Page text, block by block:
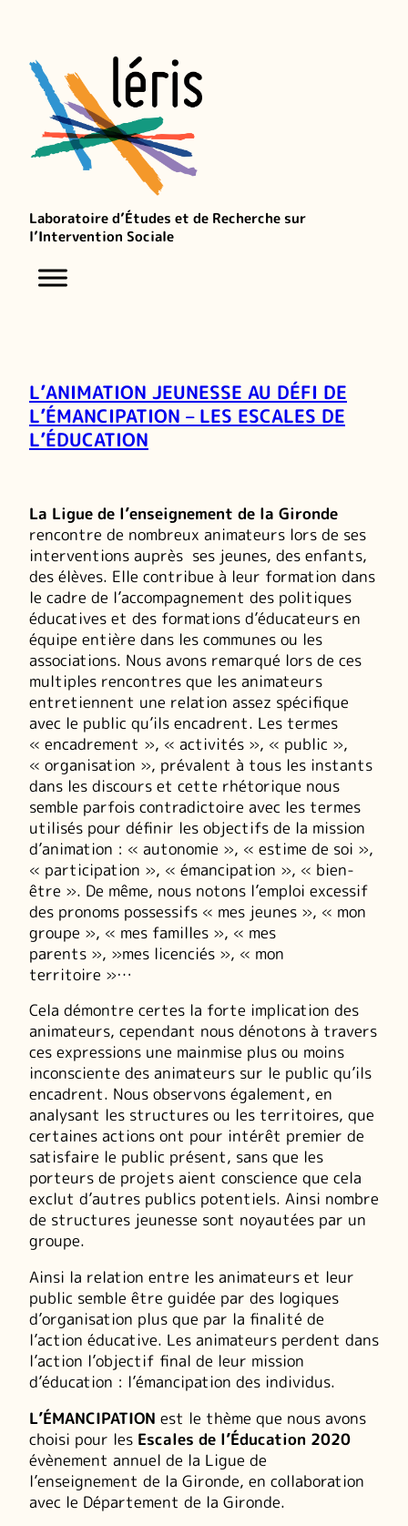
Laboratoire d’Études et de Recherche sur
l’Intervention Sociale
L’ANIMATION JEUNESSE AU DÉFI DE
L’ÉMANCIPATION – LES ESCALES DE
L’ÉDUCATION
La Ligue de l’enseignement de la Gironde
rencontre de nombreux animateurs lors de ses
interventions auprès ses jeunes, des enfants,
des élèves. Elle contribue à leur formation dans
le cadre de l’accompagnement des politiques
éducatives et des formations d’éducateurs en
équipe entière dans les communes ou les
associations. Nous avons remarqué lors de ces
multiples rencontres que les animateurs
entretiennent une relation assez spécifique
avec le public qu’ils encadrent. Les termes
« encadrement », « activités », « public »,
« organisation », prévalent à tous les instants
dans les discours et cette rhétorique nous
semble parfois contradictoire avec les termes
utilisés pour définir les objectifs de la mission
d’animation : « autonomie », « estime de soi »,
« participation », « émancipation », « bien-
être ». De même, nous notons l’emploi excessif
des pronoms possessifs « mes jeunes », « mon
groupe », « mes familles », « mes
parents », »mes licenciés », « mon
territoire »…
Cela démontre certes la forte implication des
animateurs, cependant nous dénotons à travers
ces expressions une mainmise plus ou moins
inconsciente des animateurs sur le public qu’ils
encadrent. Nous observons également, en
analysant les structures ou les territoires, que
certaines actions ont pour intérêt premier de
satisfaire le public présent, sans que les
porteurs de projets aient conscience que cela
exclut d’autres publics potentiels. Ainsi nombre
de structures jeunesse sont noyautées par un
groupe.
Ainsi la relation entre les animateurs et leur
public semble être guidée par des logiques
d’organisation plus que par la finalité de
l’action éducative. Les animateurs perdent dans
l’action l’objectif final de leur mission
d’éducation : l’émancipation des individus.
L’ÉMANCIPATION est le thème que nous avons
choisi pour les Escales de l’Éducation 2020
évènement annuel de la Ligue de
l’enseignement de la Gironde, en collaboration
avec le Département de la Gironde.